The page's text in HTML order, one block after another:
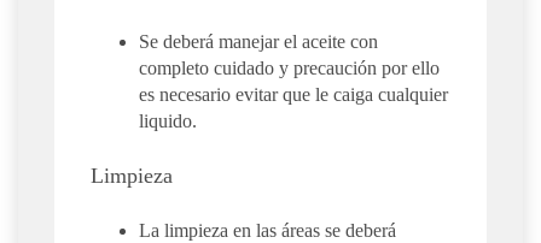
Se deberá manejar el aceite con
completo cuidado y precaución por ello
es necesario evitar que le caiga cualquier
liquido.
Limpieza
La limpieza en las áreas se deberá